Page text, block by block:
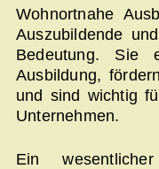
Wohnortnahe
Auszubildende
Bedeutung. Sie
Ausbildung,
und sind wichtig
Unternehmen.
Ein